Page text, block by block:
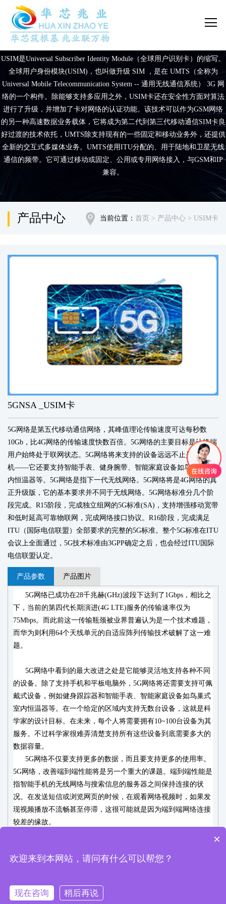
USIM是Universal Subscriber Identity Module（全球用户识别卡）的缩写。
全球用户身份模块(USIM)，也叫做升级 SIM ，是在 UMTS（全称为
Universal Mobile Telecommunication System -- 通用无线通信系统） 3G 网
络的一个构件。除能够支持多应用之外，USIM卡还在安全性方面对算法
进行了升级，并增加了卡对网络的认证功能。该技术可以作为GSM网络
的另一种高速数据业务载体，它将成为第二代到第三代移动通信SIM卡良
好过渡的技术依托，UMTS除支持现有的一些固定和移动业务外，还提供
全新的交互式多媒体业务。UMTS使用ITU分配的、用于陆地和卫星无线
通信的频带。它可通过移动或固定、公用或专用网络接入，与GSM和IP
兼容。
产品中心 当前位置： 首页 > 产品中心 > USIM卡
5GNSA _USIM卡
5G网络是第五代移动通信网络，其峰值理论传输速度可达每秒数
10Gb，比4G网络的传输速度快数百倍。5G网络的主要目标是让终端
用户始终处于联网状态。5G网络将来支持的设备远远不止是智能手
机——它还要支持智能手表、健身腕带、智能家庭设备如鸟巢式室
内恒温器等。5G网络是指下一代无线网络。5G网络将是4G网络的真
正升级版，它的基本要求并不同于无线网络。5G网络标准分几个阶
段完成。R15阶段，完成独立组网的5G标准(SA)，支持增强移动宽带
和低时延高可靠物联网，完成网络接口协议。R16阶段，完成满足
ITU（国际电信联盟）全部要求的完整的5G标准。整个5G标准在ITU
会议上全面通过，5G技术标准由3GPP确定之后，也会经过ITU国际
电信联盟认定。
产品参数 产品图片
5G网络已成功在28千兆赫(GHz)波段下达到了 1Gbps ，相比之
下，当前的第四代长期演进(4G LTE)服务的传输速率仅为
75Mbps。而此前这一传输瓶颈被业界普遍认为是一个技术难题，
而华为则利用64个天线单元的自适应阵列传输技术破解了这一难
题。
5G网络中看到的最大改进之处是它能够灵活地支持各种不同
的设备。除了支持手机和平板电脑外， 5G网络将还需要支持可佩
戴式设备，例如健身跟踪器和智能手表、智能家庭设备如鸟巢式
室内恒温器等。在一个给定的区域内支持无数台设备，这就是科
学家的设计目标。在未来，每个人将需要拥有10~100台设备为其
服务。不过科学家很难弄清楚支持所有这些设备到底需要多大的
数据容量。
5G网络不仅要支持更多的数据，而且要支持更多的使用率。
5G网络，改善端到端性能将是另一个重大的课题。端到端性能是
指智能手机的无线网络与搜索信息的服务器之间保持连接的状
况。在发送短信或浏览网页的时候，在观看网络视频时，如果发
现视频播放不流畅甚至停滞，这很可能就是因为端到端网络连接
较差的缘故。
©深圳市华芯兆业科技有限公司All Rights Reserved 粤ICP备19128421
×
欢迎来到本网站，请问有什么可以帮您？
现在咨询
稍后再说